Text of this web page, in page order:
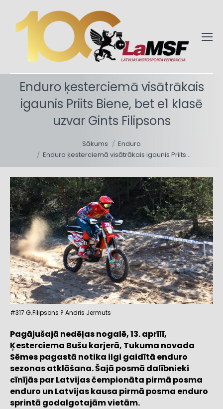
Enduro ķesterciemā visātrākais
igaunis Priits Biene, bet e1 klasē
uzvar Gints Filipsons
Sākums
Enduro
Enduro ķesterciemā visātrākais igaunis Priits…
#317 G.Filipsons ? Andris Jermuts
Pagājušajā nedēļas nogalē, 13. aprīlī,
Ķesterciema Bušu karjerā, Tukuma novada
Sēmes pagastā notika ilgi gaidītā enduro
sezonas atklāšana. Šajā posmā dalībnieki
cīnījās par Latvijas čempionāta pirmā posma
enduro un Latvijas kausa pirmā posma enduro
sprintā godalgotajām vietām.